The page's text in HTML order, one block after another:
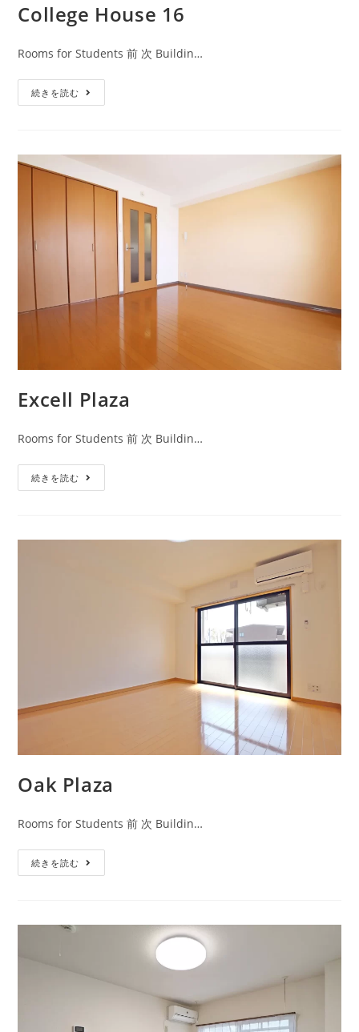
College House 16
Rooms for Students 前 次 Buildin…
続きを読む
Excell Plaza
Rooms for Students 前 次 Buildin…
続きを読む
Oak Plaza
Rooms for Students 前 次 Buildin…
続きを読む